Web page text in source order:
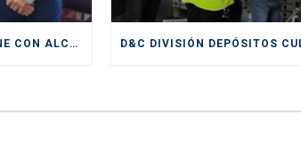
GRUPO D&C SE REÚNE CON ALCALDE DE SAN ANTONIO